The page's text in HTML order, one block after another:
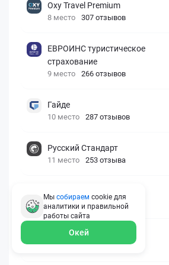
Oxy Travel Premium
8 место 307 отзывов
ЕВРОИНС туристическое
страхование
9 место 266 отзывов
Гайде
10 место 287 отзывов
Русский Стандарт
11 место 253 отзыва
12 место 162 отзыва
СберСтрахование
13 место 326 отзывов
Мы собираем cookie для
аналитики и правильной
работы сайта
Окей